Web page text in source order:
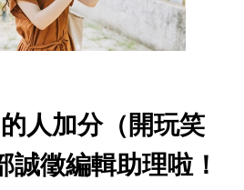
人加分（開玩笑
誠徵編輯助理啦！